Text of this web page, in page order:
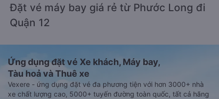
Đặt vé máy bay giá rẻ từ Phước Long đi
Quận 12
Ứng dụng đặt vé Xe khách, Máy bay,
Tàu hoả và Thuê xe
Vexere - ứng dụng đặt vé đa phương tiện với hơn 3000+ nhà
xe chất lượng cao, 5000+ tuyến đường toàn quốc, tất cả hãng